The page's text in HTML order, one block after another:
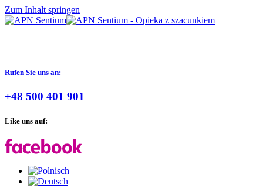
Zum Inhalt springen
Rufen Sie uns an:
+48 500 401 901
Like uns auf: